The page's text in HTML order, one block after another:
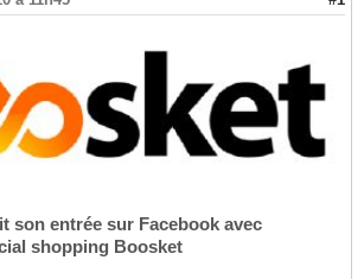
son entrée sur Facebook avec
shopping Boosket